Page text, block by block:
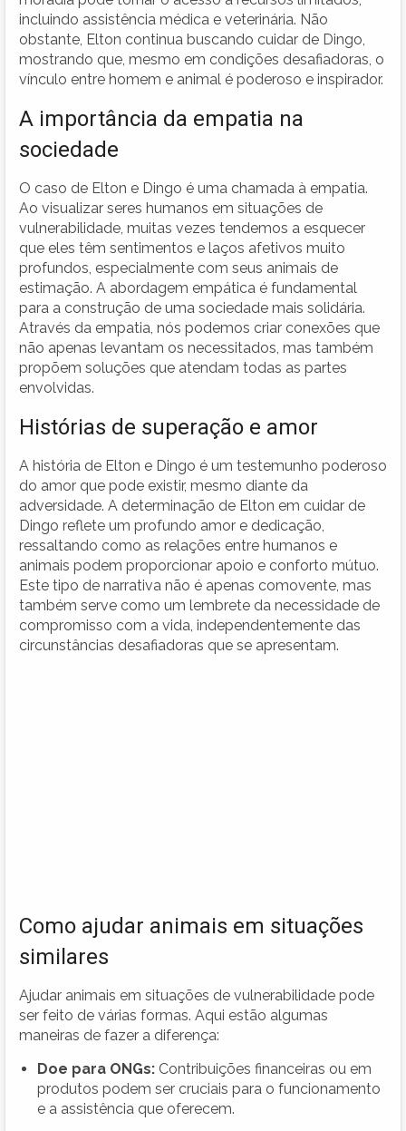
incluindo assistência médica e veterinária. Não
obstante, Elton continua buscando cuidar de Dingo,
mostrando que, mesmo em condições desafiadoras, o
vínculo entre homem e animal é poderoso e inspirador.
A importância da empatia na
sociedade
O caso de Elton e Dingo é uma chamada à empatia.
Ao visualizar seres humanos em situações de
vulnerabilidade, muitas vezes tendemos a esquecer
que eles têm sentimentos e laços afetivos muito
profundos, especialmente com seus animais de
estimação. A abordagem empática é fundamental
para a construção de uma sociedade mais solidária.
Através da empatia, nós podemos criar conexões que
não apenas levantam os necessitados, mas também
propõem soluções que atendam todas as partes
envolvidas.
Histórias de superação e amor
A história de Elton e Dingo é um testemunho poderoso
do amor que pode existir, mesmo diante da
adversidade. A determinação de Elton em cuidar de
Dingo reflete um profundo amor e dedicação,
ressaltando como as relações entre humanos e
animais podem proporcionar apoio e conforto mútuo.
Este tipo de narrativa não é apenas comovente, mas
também serve como um lembrete da necessidade de
compromisso com a vida, independentemente das
circunstâncias desafiadoras que se apresentam.
Como ajudar animais em situações
similares
Ajudar animais em situações de vulnerabilidade pode
ser feito de várias formas. Aqui estão algumas
maneiras de fazer a diferença:
Doe para ONGs: Contribuições financeiras ou em
produtos podem ser cruciais para o funcionamento
e a assistência que oferecem.